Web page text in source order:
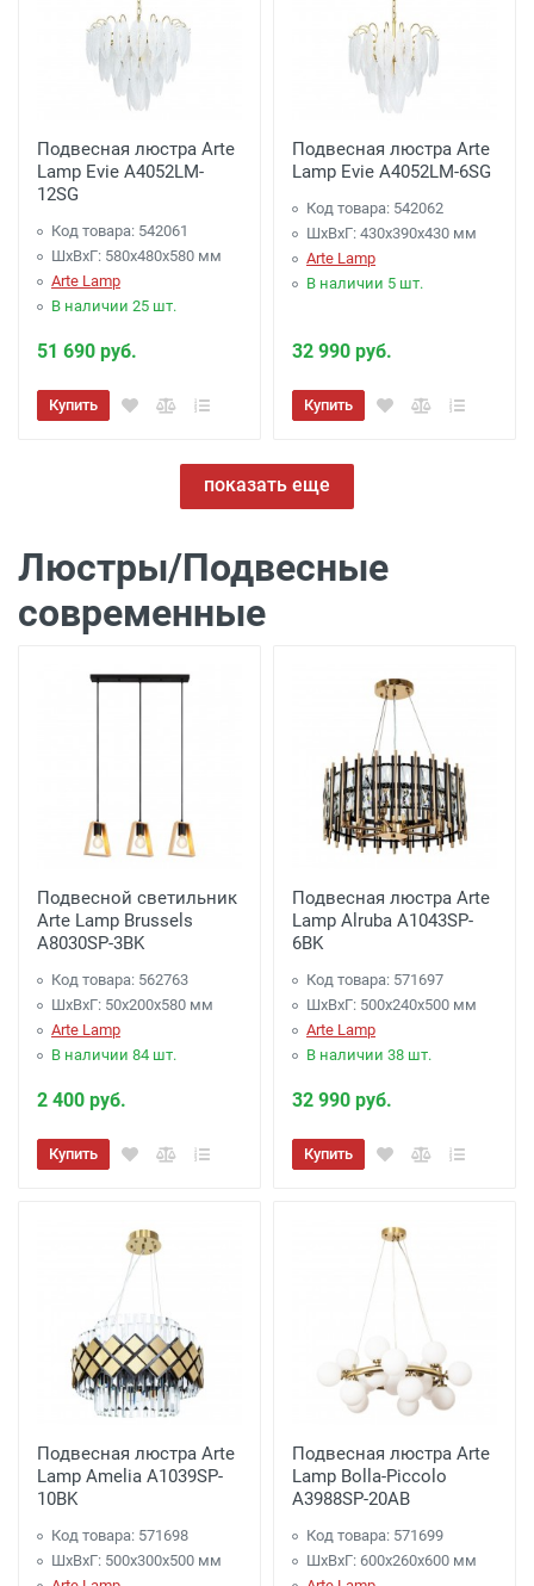
Подвесная люстра Arte
Lamp Evie A4052LM-
12SG
Код товара: 542061
ШхВхГ: 580x480x580 мм
Arte Lamp
В наличии 25 шт.
51 690 руб.
Купить
Подвесная люстра Arte
Lamp Evie A4052LM-6SG
Код товара: 542062
ШхВхГ: 430x390x430 мм
Arte Lamp
В наличии 5 шт.
32 990 руб.
Купить
показать еще
Люстры/Подвесные
современные
Подвесной светильник
Arte Lamp Brussels
A8030SP-3BK
Код товара: 562763
ШхВхГ: 50x200x580 мм
Arte Lamp
В наличии 84 шт.
2 400 руб.
Купить
Подвесная люстра Arte
Lamp Alruba A1043SP-
6BK
Код товара: 571697
ШхВхГ: 500x240x500 мм
Arte Lamp
В наличии 38 шт.
32 990 руб.
Купить
Подвесная люстра Arte
Lamp Amelia A1039SP-
10BK
Код товара: 571698
ШхВхГ: 500x300x500 мм
Подвесная люстра Arte
Lamp Bolla-Piccolo
A3988SP-20AB
Код товара: 571699
ШхВхГ: 600x260x600 мм